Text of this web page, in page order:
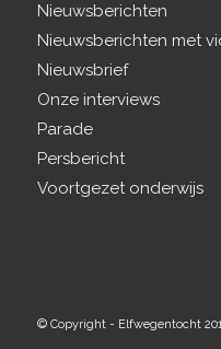
Nieuwsberichten
Nieuwsberichten met
Nieuwsbrief
Onze interviews
Parade
Persbericht
Voortgezet onderwijs
© Copyright - Elfwegentocht